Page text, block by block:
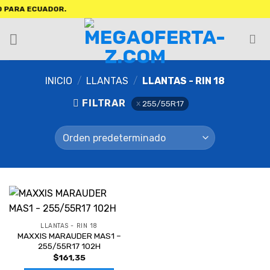
ECUADOR.
INICIO / LLANTAS / LLANTAS - RIN 18
FILTRAR
255/55R17
LLANTAS - RIN 18
MAXXIS MARAUDER MAS1 –
255/55R17 102H
$161,35